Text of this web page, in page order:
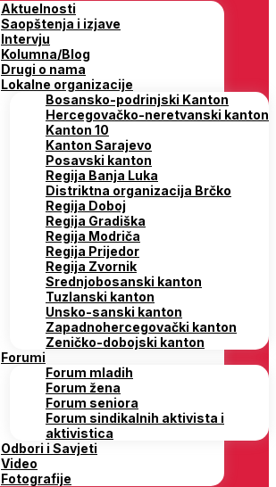
Aktuelnosti
Saopštenja i izjave
Intervju
Kolumna/Blog
Drugi o nama
Lokalne organizacije
Bosansko-podrinjski Kanton
Hercegovačko-neretvanski kanton
Kanton 10
Kanton Sarajevo
Posavski kanton
Regija Banja Luka
Distriktna organizacija Brčko
Regija Doboj
Regija Gradiška
Regija Modriča
Regija Prijedor
Regija Zvornik
Srednjobosanski kanton
Tuzlanski kanton
Unsko-sanski kanton
Zapadnohercegovački kanton
Zeničko-dobojski kanton
Forumi
Forum mladih
Forum žena
Forum seniora
Forum sindikalnih aktivista i
aktivistica
Odbori i Savjeti
Video
Fotografije